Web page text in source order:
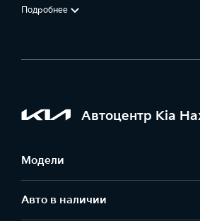
Подробнее
Автоцентр Kia
Модели
Авто в наличии